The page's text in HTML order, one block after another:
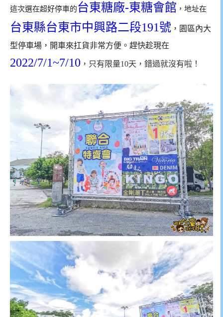
這次選在超好停車的台東糖廠-東糖會館 ，地址在
台東縣台東市中興路二段191號 ，園區內大
型停車場，開車來扛貨非常方便。趕快趁現在
2022/7/1~7/10 ，只有限量10天，錯過就沒有啦！